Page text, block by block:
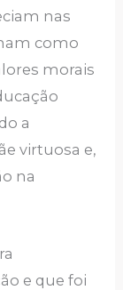
nas
como
morais
a
virtuosa e,
na
e que foi